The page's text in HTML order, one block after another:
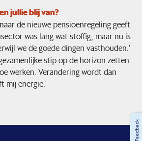
jullie blij van?
de nieuwe pensioenregeling geeft
was lang wat stoffig, maar nu is
we de goede dingen vasthouden.'
stip op de horizon zetten
werken. Verandering wordt dan
mij energie.'
Feedback